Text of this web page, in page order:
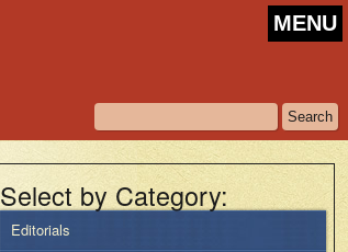
MENU
Select by Category:
Editorials